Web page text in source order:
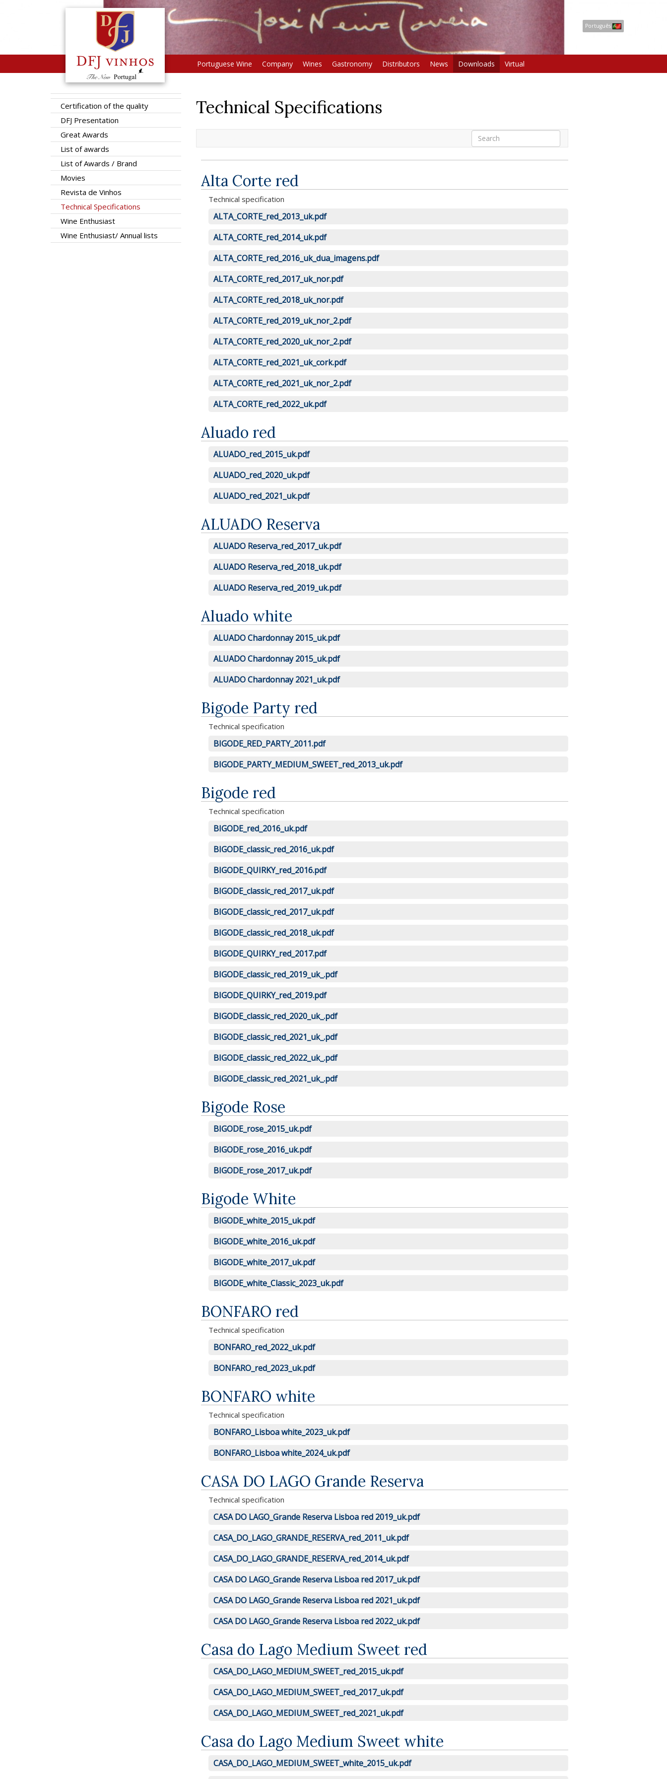
Português
Portuguese Wine Company Wines Gastronomy Distributors News Downloads Virtual
Certification of the quality
DFJ Presentation
Great Awards
List of awards
List of Awards / Brand
Movies
Revista de Vinhos
Technical Specifications
Wine Enthusiast
Wine Enthusiast/ Annual lists
Technical Specifications
Alta Corte red
Technical specification
ALTA_CORTE_red_2013_uk.pdf
ALTA_CORTE_red_2014_uk.pdf
ALTA_CORTE_red_2016_uk_dua_imagens.pdf
ALTA_CORTE_red_2017_uk_nor.pdf
ALTA_CORTE_red_2018_uk_nor.pdf
ALTA_CORTE_red_2019_uk_nor_2.pdf
ALTA_CORTE_red_2020_uk_nor_2.pdf
ALTA_CORTE_red_2021_uk_cork.pdf
ALTA_CORTE_red_2021_uk_nor_2.pdf
ALTA_CORTE_red_2022_uk.pdf
Aluado red
ALUADO_red_2015_uk.pdf
ALUADO_red_2020_uk.pdf
ALUADO_red_2021_uk.pdf
ALUADO Reserva
ALUADO Reserva_red_2017_uk.pdf
ALUADO Reserva_red_2018_uk.pdf
ALUADO Reserva_red_2019_uk.pdf
Aluado white
ALUADO Chardonnay 2015_uk.pdf
ALUADO Chardonnay 2015_uk.pdf
ALUADO Chardonnay 2021_uk.pdf
Bigode Party red
Technical specification
BIGODE_RED_PARTY_2011.pdf
BIGODE_PARTY_MEDIUM_SWEET_red_2013_uk.pdf
Bigode red
Technical specification
BIGODE_red_2016_uk.pdf
BIGODE_classic_red_2016_uk.pdf
BIGODE_QUIRKY_red_2016.pdf
BIGODE_classic_red_2017_uk.pdf
BIGODE_classic_red_2017_uk.pdf
BIGODE_classic_red_2018_uk.pdf
BIGODE_QUIRKY_red_2017.pdf
BIGODE_classic_red_2019_uk_.pdf
BIGODE_QUIRKY_red_2019.pdf
BIGODE_classic_red_2020_uk_.pdf
BIGODE_classic_red_2021_uk_.pdf
BIGODE_classic_red_2022_uk_.pdf
BIGODE_classic_red_2021_uk_.pdf
Bigode Rose
BIGODE_rose_2015_uk.pdf
BIGODE_rose_2016_uk.pdf
BIGODE_rose_2017_uk.pdf
Bigode White
BIGODE_white_2015_uk.pdf
BIGODE_white_2016_uk.pdf
BIGODE_white_2017_uk.pdf
BIGODE_white_Classic_2023_uk.pdf
BONFARO red
Technical specification
BONFARO_red_2022_uk.pdf
BONFARO_red_2023_uk.pdf
BONFARO white
Technical specification
BONFARO_Lisboa white_2023_uk.pdf
BONFARO_Lisboa white_2024_uk.pdf
CASA DO LAGO Grande Reserva
Technical specification
CASA DO LAGO_Grande Reserva Lisboa red 2019_uk.pdf
CASA_DO_LAGO_GRANDE_RESERVA_red_2011_uk.pdf
CASA_DO_LAGO_GRANDE_RESERVA_red_2014_uk.pdf
CASA DO LAGO_Grande Reserva Lisboa red 2017_uk.pdf
CASA DO LAGO_Grande Reserva Lisboa red 2021_uk.pdf
CASA DO LAGO_Grande Reserva Lisboa red 2022_uk.pdf
Casa do Lago Medium Sweet red
CASA_DO_LAGO_MEDIUM_SWEET_red_2015_uk.pdf
CASA_DO_LAGO_MEDIUM_SWEET_red_2017_uk.pdf
CASA_DO_LAGO_MEDIUM_SWEET_red_2021_uk.pdf
Casa do Lago Medium Sweet white
CASA_DO_LAGO_MEDIUM_SWEET_white_2015_uk.pdf